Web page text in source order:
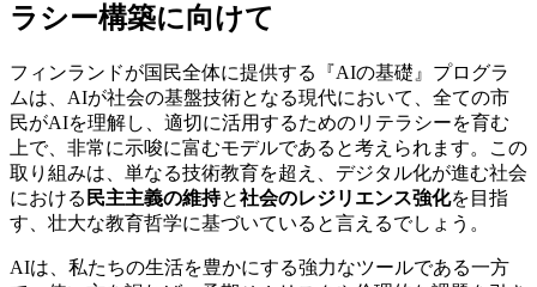
ラシー構築に向けて
フィンランドが国民全体に提供する『AIの基礎』プログラ
ムは、AIが社会の基盤技術となる現代において、全ての市
民がAIを理解し、適切に活用するためのリテラシーを育む
上で、非常に示唆に富むモデルであると考えられます。この
取り組みは、単なる技術教育を超え、デジタル化が進む社会
における 民主主義の維持と社会のレジリエンス強化を目指
す、壮大な教育哲学に基づいていると言えるでしょう。
AIは、私たちの生活を豊かにする強力なツールである一方